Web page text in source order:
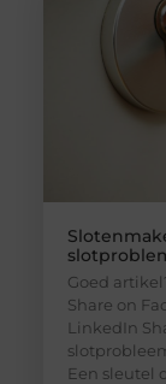
Goed
Share on
LinkedIn
Een sleutel